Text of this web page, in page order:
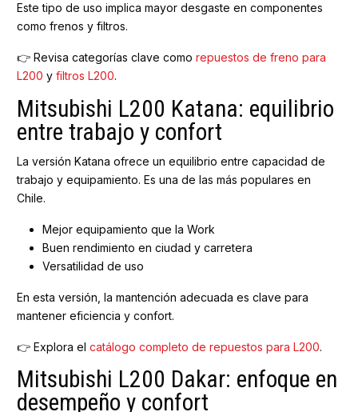
Este tipo de uso implica mayor desgaste en componentes
como frenos y filtros.
👉 Revisa categorías clave como repuestos de freno para
L200 y filtros L200.
Mitsubishi L200 Katana: equilibrio
entre trabajo y confort
La versión Katana ofrece un equilibrio entre capacidad de
trabajo y equipamiento. Es una de las más populares en
Chile.
Mejor equipamiento que la Work
Buen rendimiento en ciudad y carretera
Versatilidad de uso
En esta versión, la mantención adecuada es clave para
mantener eficiencia y confort.
👉 Explora el catálogo completo de repuestos para L200.
Mitsubishi L200 Dakar: enfoque en
desempeño y confort